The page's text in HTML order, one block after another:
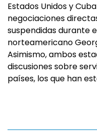
Estados Unidos y
negociaciones
suspendidas durante
norteamericano
Asimismo, ambos
discusiones sobre
países, los que han